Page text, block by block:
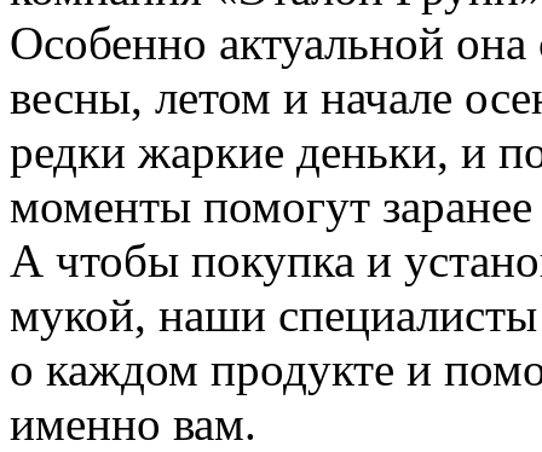
Особенно актуальной она
весны, летом и начале
редки жаркие деньки, и
моменты помогут
А чтобы покупка и
мукой, наши специалисты
о каждом продукте и
именно вам.